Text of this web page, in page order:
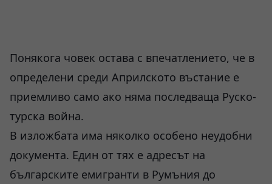
Понякога човек остава с впечатлението, че в
определени среди Априлското въстание е
приемливо само ако няма последваща Руско-
турска война.
В изложбата има няколко особено неудобни
документа. Един от тях е адресът на
българските емигранти в Румъния до